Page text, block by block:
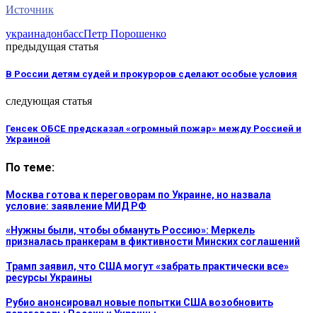
Источник
украинадонбассПетр Порошенко
предыдущая статья
В России детям судей и прокуроров сделают особые условия
следующая статья
Генсек ОБСЕ предсказал «огромный пожар» между Россией и
Украиной
По теме:
Москва готова к переговорам по Украине, но назвала
условие: заявление МИД РФ
«Нужны были, чтобы обмануть Россию»: Меркель
призналась пранкерам в фиктивности Минских соглашений
Трамп заявил, что США могут «забрать практически все»
ресурсы Украины
Рубио анонсировал новые попытки США возобновить